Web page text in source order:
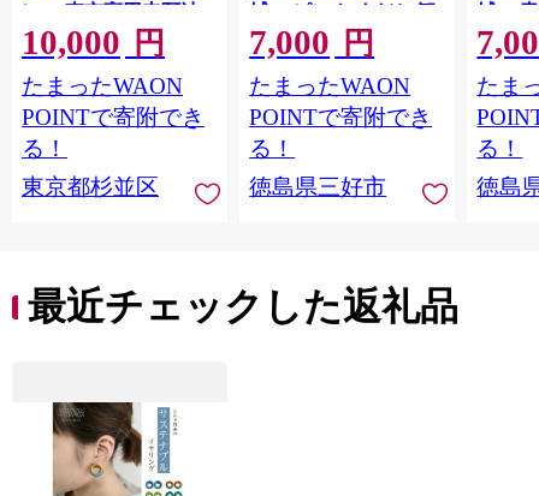
）・ 東京高円寺阿波
おどりオフィシャル
ショッパーバッグ セ
ット 【2026年版】 描
き下ろし 書き下ろし
限定デザイン アート
ワーク オリジナルグ
ッズ
10,000 円
たまったWAON
POINTで寄附でき
る！
東京都杉並区
拭い ピンク すだち 観
光 景色 かずら橋 落合
集落 古民家 大歩危峡
百年蔵 阿波池田たば
こ資料館 阿波池田本
町通り いけだ阿波お
どり お土産 日用品 フ
ァッション おしゃれ
7,000 円
たまったWAON
POINTで寄附でき
る！
徳島県三好市
拭い
色 か
古民家
蔵 阿
料館
り い
お土産
ション
たま
る！
徳島
最近チェックした返礼品